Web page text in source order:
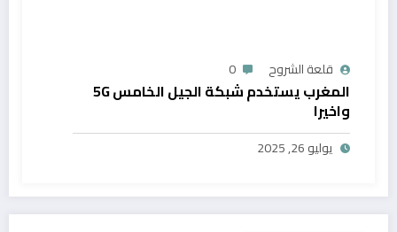
قلعة الشروح 0
المغرب يستخدم شبكة الجيل الخامس 5G
واخيرا
يوليو 26, 2025